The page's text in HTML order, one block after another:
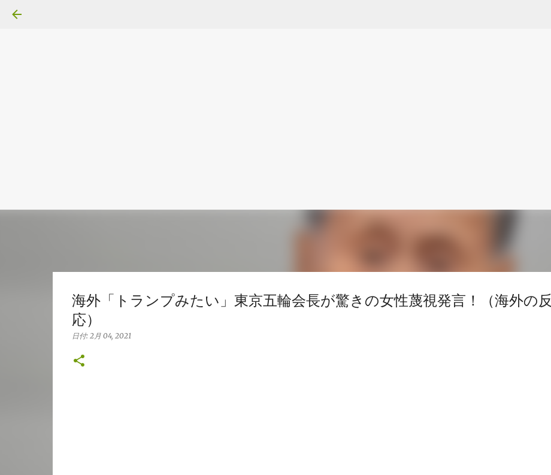
海外「トランプみたい」東京五輪会長が驚きの女性蔑視発言！（海外の反
応）
日付: 2月 04, 2021